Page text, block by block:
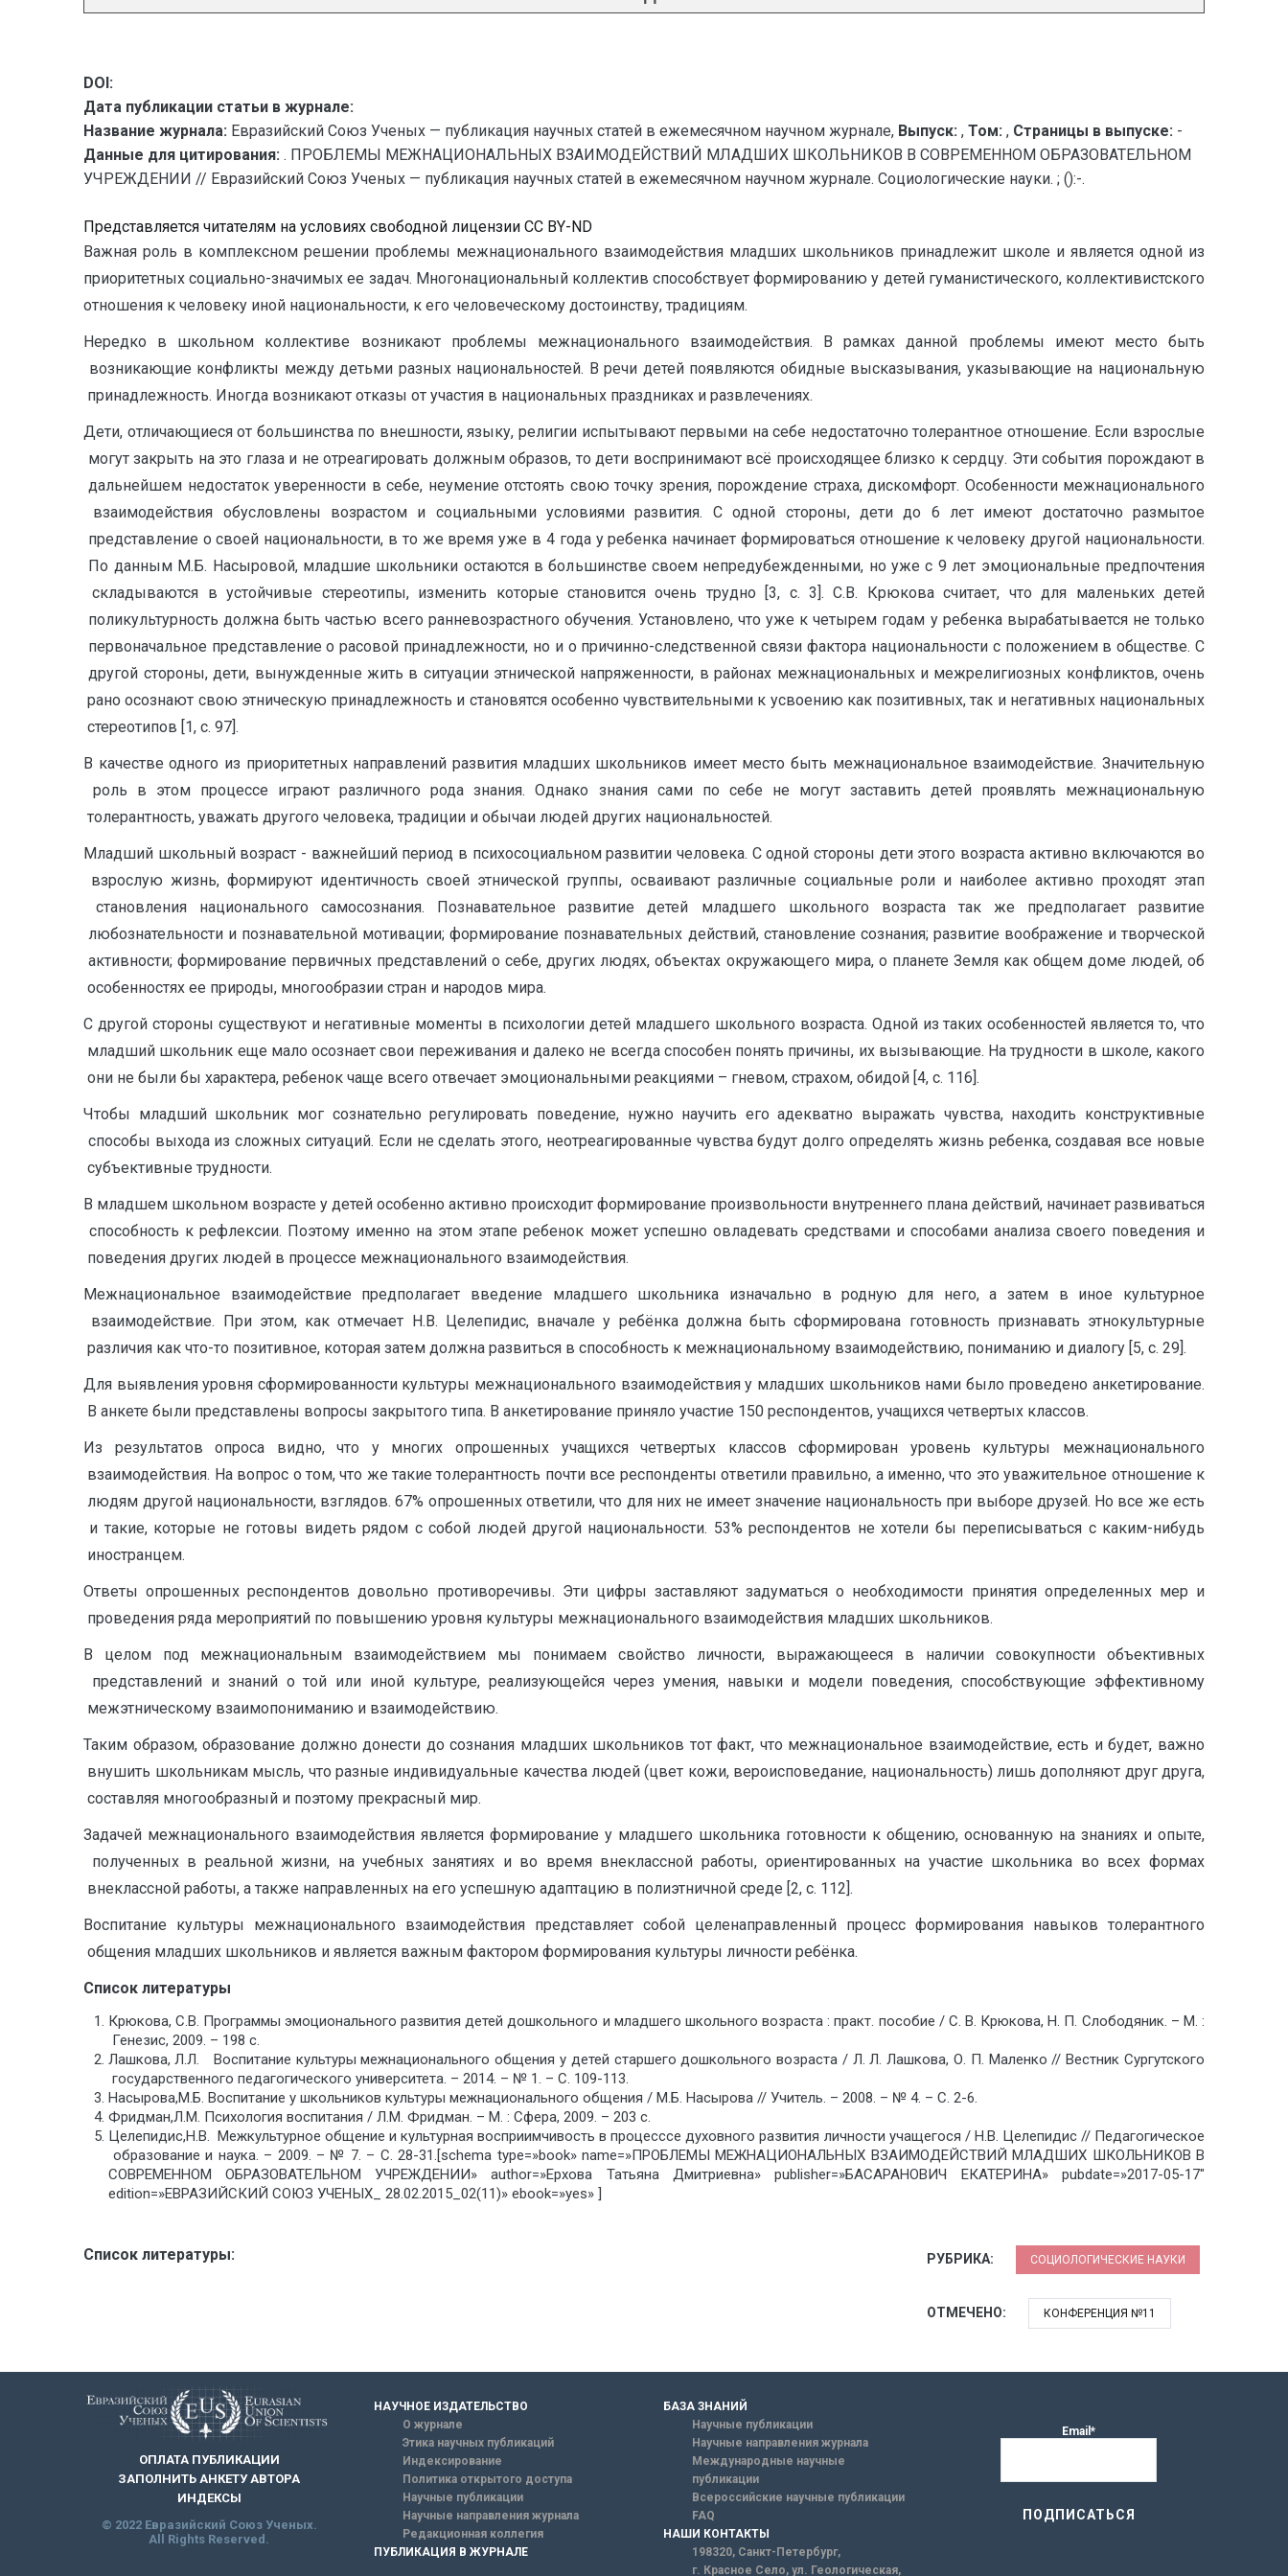
DOI:
Дата публикации статьи в журнале:
Название журнала: Евразийский Союз Ученых — публикация научных статей в ежемесячном научном журнале, Выпуск: , Том: , Страницы в выпуске: -
Данные для цитирования: . ПРОБЛЕМЫ МЕЖНАЦИОНАЛЬНЫХ ВЗАИМОДЕЙСТВИЙ МЛАДШИХ ШКОЛЬНИКОВ В СОВРЕМЕННОМ ОБРАЗОВАТЕЛЬНОМ
УЧРЕЖДЕНИИ // Евразийский Союз Ученых — публикация научных статей в ежемесячном научном журнале. Социологические науки. ; ():-.
Представляется читателям на условиях свободной лицензии CC BY-ND
Важная роль в комплексном решении проблемы межнационального взаимодействия младших школьников принадлежит школе и является одной из
приоритетных социально-значимых ее задач. Многонациональный коллектив способствует формированию у детей гуманистического, коллективистского
отношения к человеку иной национальности, к его человеческому достоинству, традициям.
Нередкоㅤ вㅤ школьномㅤ коллективеㅤ возникаютㅤ проблемыㅤ межнациональногоㅤ взаимодействия.ㅤ Вㅤ рамкахㅤ даннойㅤ проблемыㅤ имеютㅤ местоㅤ быть
ㅤ возникающиеㅤ конфликтыㅤ междуㅤ детьмиㅤ разныхㅤ национальностей.ㅤ Вㅤ речиㅤ детейㅤ появляютсяㅤ обидныеㅤ высказывания,ㅤ указывающиеㅤ наㅤ национальную
ㅤ принадлежность.ㅤ Иногдаㅤ возникаютㅤ отказыㅤ отㅤ участияㅤ вㅤ национальныхㅤ праздникахㅤ иㅤ развлечениях.
Дети,ㅤ отличающиесяㅤ отㅤ большинстваㅤ поㅤ внешности,ㅤ языку,ㅤ религииㅤ испытываютㅤ первымиㅤ наㅤ себеㅤ недостаточноㅤ толерантноеㅤ отношение.ㅤ Еслиㅤ взрослые
ㅤ могутㅤ закрытьㅤ наㅤ этоㅤ глазаㅤ иㅤ неㅤ отреагироватьㅤ должнымㅤ образов,ㅤ тоㅤ детиㅤ воспринимаютㅤ всёㅤ происходящееㅤ близкоㅤ кㅤ сердцу.ㅤ Этиㅤ событияㅤ порождаютㅤ в
ㅤ дальнейшемㅤ недостатокㅤ уверенностиㅤ вㅤ себе,ㅤ неумениеㅤ отстоятьㅤ своюㅤ точкуㅤ зрения,ㅤ порождениеㅤ страха,ㅤ дискомфорт.ㅤ Особенностиㅤ межнационального
ㅤ взаимодействияㅤ обусловленыㅤ возрастомㅤ иㅤ социальнымиㅤ условиямиㅤ развития.ㅤ Сㅤ однойㅤ стороны,ㅤ детиㅤ доㅤ 6ㅤ летㅤ имеютㅤ достаточноㅤ размытое
ㅤ представлениеㅤ оㅤ своейㅤ национальности,ㅤ вㅤ тоㅤ жеㅤ времяㅤ ужеㅤ вㅤ 4ㅤ годаㅤ уㅤ ребенкаㅤ начинаетㅤ формироватьсяㅤ отношениеㅤ кㅤ человекуㅤ другойㅤ национальности.
ㅤ Поㅤ даннымㅤ М.Б.ㅤ Насыровой,ㅤ младшиеㅤ школьникиㅤ остаютсяㅤ вㅤ большинствеㅤ своемㅤ непредубежденными,ㅤ ноㅤ ужеㅤ сㅤ 9ㅤ летㅤ эмоциональныеㅤ предпочтения
ㅤ складываютсяㅤ вㅤ устойчивыеㅤ стереотипы,ㅤ изменитьㅤ которыеㅤ становитсяㅤ оченьㅤ трудноㅤ [3,ㅤ c.ㅤ 3].ㅤ С.В.ㅤ Крюковаㅤ считает,ㅤ чтоㅤ дляㅤ маленькихㅤ детей
ㅤ поликультурностьㅤ должнаㅤ бытьㅤ частьюㅤ всегоㅤ ранневозрастногоㅤ обучения.ㅤ Установлено,ㅤ чтоㅤ ужеㅤ кㅤ четыремㅤ годамㅤ уㅤ ребенкаㅤ вырабатываетсяㅤ неㅤ только
ㅤ первоначальноеㅤ представлениеㅤ оㅤ расовойㅤ принадлежности,ㅤ ноㅤ иㅤ оㅤ причинно-следственнойㅤ связиㅤ фактораㅤ национальностиㅤ сㅤ положениемㅤ вㅤ обществе.ㅤ С
ㅤ другойㅤ стороны,ㅤ дети,ㅤ вынужденныеㅤ житьㅤ вㅤ ситуацииㅤ этническойㅤ напряженности,ㅤ вㅤ районахㅤ межнациональныхㅤ иㅤ межрелигиозныхㅤ конфликтов,ㅤ очень
ㅤ раноㅤ осознаютㅤ своюㅤ этническуюㅤ принадлежностьㅤ иㅤ становятсяㅤ особенноㅤ чувствительнымиㅤ кㅤ усвоениюㅤ какㅤ позитивных,ㅤ такㅤ иㅤ негативныхㅤ национальных
ㅤ стереотиповㅤ [1,ㅤ c.ㅤ 97].
Вㅤ качествеㅤ одногоㅤ изㅤ приоритетныхㅤ направленийㅤ развитияㅤ младшихㅤ школьниковㅤ имеетㅤ местоㅤ бытьㅤ межнациональноеㅤ взаимодействие.ㅤ Значительную
ㅤ рольㅤ вㅤ этомㅤ процессеㅤ играютㅤ различногоㅤ родаㅤ знания.ㅤ Однакоㅤ знанияㅤ самиㅤ поㅤ себеㅤ неㅤ могутㅤ заставитьㅤ детейㅤ проявлятьㅤ межнациональную
ㅤ толерантность,ㅤ уважатьㅤ другогоㅤ человека,ㅤ традицииㅤ иㅤ обычаиㅤ людейㅤ другихㅤ национальностей.
Младшийㅤ школьныйㅤ возрастㅤ -ㅤ важнейшийㅤ периодㅤ вㅤ психосоциальномㅤ развитииㅤ человека.ㅤ Сㅤ однойㅤ стороныㅤ детиㅤ этогоㅤ возрастаㅤ активноㅤ включаютсяㅤ во
ㅤ взрослуюㅤ жизнь,ㅤ формируютㅤ идентичностьㅤ своейㅤ этническойㅤ группы,ㅤ осваиваютㅤ различныеㅤ социальныеㅤ ролиㅤ иㅤ наиболееㅤ активноㅤ проходятㅤ этап
ㅤ становленияㅤ национальногоㅤ самосознания.ㅤ Познавательноеㅤ развитиеㅤ детейㅤ младшегоㅤ школьногоㅤ возрастаㅤ такㅤ жеㅤ предполагаетㅤ развитие
ㅤ любознательностиㅤ иㅤ познавательнойㅤ мотивации;ㅤ формированиеㅤ познавательныхㅤ действий,ㅤ становлениеㅤ сознания;ㅤ развитиеㅤ воображениеㅤ иㅤ творческой
ㅤ активности;ㅤ формированиеㅤ первичныхㅤ представленийㅤ оㅤ себе,ㅤ другихㅤ людях,ㅤ объектахㅤ окружающегоㅤ мира,ㅤ оㅤ планетеㅤ Земляㅤ какㅤ общемㅤ домеㅤ людей,ㅤ об
ㅤ особенностяхㅤ ееㅤ природы,ㅤ многообразииㅤ странㅤ иㅤ народовㅤ мира.
Сㅤ другойㅤ стороныㅤ существуютㅤ иㅤ негативныеㅤ моментыㅤ вㅤ психологииㅤ детейㅤ младшегоㅤ школьногоㅤ возраста.ㅤ Однойㅤ изㅤ такихㅤ особенностейㅤ являетсяㅤ то,ㅤ что
ㅤ младшийㅤ школьникㅤ ещеㅤ малоㅤ осознаетㅤ своиㅤ переживанияㅤ иㅤ далекоㅤ неㅤ всегдаㅤ способенㅤ понятьㅤ причины,ㅤ ихㅤ вызывающие.ㅤ Наㅤ трудностиㅤ вㅤ школе,ㅤ какого
ㅤ ониㅤ неㅤ былиㅤ быㅤ характера,ㅤ ребенокㅤ чащеㅤ всегоㅤ отвечаетㅤ эмоциональнымиㅤ реакциямиㅤ –ㅤ гневом,ㅤ страхом,ㅤ обидойㅤ [4,ㅤ c.ㅤ 116].
Чтобыㅤ младшийㅤ школьникㅤ могㅤ сознательноㅤ регулироватьㅤ поведение,ㅤ нужноㅤ научитьㅤ егоㅤ адекватноㅤ выражатьㅤ чувства,ㅤ находитьㅤ конструктивные
ㅤ способыㅤ выходаㅤ изㅤ сложныхㅤ ситуаций.ㅤ Еслиㅤ неㅤ сделатьㅤ этого,ㅤ неотреагированныеㅤ чувстваㅤ будутㅤ долгоㅤ определятьㅤ жизньㅤ ребенка,ㅤ создаваяㅤ всеㅤ новые
ㅤ субъективныеㅤ трудности.
Вㅤ младшемㅤ школьномㅤ возрастеㅤ уㅤ детейㅤ особенноㅤ активноㅤ происходитㅤ формированиеㅤ произвольностиㅤ внутреннегоㅤ планаㅤ действий,ㅤ начинаетㅤ развиваться
ㅤ способностьㅤ кㅤ рефлексии.ㅤ Поэтомуㅤ именноㅤ наㅤ этомㅤ этапеㅤ ребенокㅤ можетㅤ успешноㅤ овладеватьㅤ средствамиㅤ иㅤ способамиㅤ анализаㅤ своегоㅤ поведенияㅤ и
ㅤ поведенияㅤ другихㅤ людейㅤ вㅤ процессеㅤ межнациональногоㅤ взаимодействия.
Межнациональноеㅤ взаимодействиеㅤ предполагаетㅤ введениеㅤ младшегоㅤ школьникаㅤ изначальноㅤ вㅤ роднуюㅤ дляㅤ него,ㅤ аㅤ затемㅤ вㅤ иноеㅤ культурное
ㅤ взаимодействие.ㅤ Приㅤ этом,ㅤ какㅤ отмечаетㅤ Н.В.ㅤ Целепидис,ㅤ вначалеㅤ уㅤ ребёнкаㅤ должнаㅤ бытьㅤ сформированаㅤ готовностьㅤ признаватьㅤ этнокультурные
ㅤ различияㅤ какㅤ что-тоㅤ позитивное,ㅤ котораяㅤ затемㅤ должнаㅤ развитьсяㅤ вㅤ способностьㅤ кㅤ межнациональномуㅤ взаимодействию,ㅤ пониманиюㅤ иㅤ диалогуㅤ [5,ㅤ c.ㅤ 29].
Дляㅤ выявленияㅤ уровняㅤ сформированностиㅤ культурыㅤ межнациональногоㅤ взаимодействияㅤ уㅤ младшихㅤ школьниковㅤ намиㅤ былоㅤ проведеноㅤ анкетирование.
ㅤ Вㅤ анкетеㅤ былиㅤ представленыㅤ вопросыㅤ закрытогоㅤ типа.ㅤ Вㅤ анкетированиеㅤ принялоㅤ участиеㅤ 150ㅤ респондентов,ㅤ учащихсяㅤ четвертыхㅤ классов.ㅤ
Изㅤ результатовㅤ опросаㅤ видно,ㅤ чтоㅤ уㅤ многихㅤ опрошенныхㅤ учащихсяㅤ четвертыхㅤ классовㅤ сформированㅤ уровеньㅤ культурыㅤ межнационального
ㅤ взаимодействия.ㅤ Наㅤ вопросㅤ оㅤ том,ㅤ чтоㅤ жеㅤ такиеㅤ толерантностьㅤ почтиㅤ всеㅤ респондентыㅤ ответилиㅤ правильно,ㅤ аㅤ именно,ㅤ чтоㅤ этоㅤ уважительноеㅤ отношениеㅤ к
ㅤ людямㅤ другойㅤ национальности,ㅤ взглядов.ㅤ 67%ㅤ опрошенныхㅤ ответили,ㅤ чтоㅤ дляㅤ нихㅤ неㅤ имеетㅤ значениеㅤ национальностьㅤ приㅤ выбореㅤ друзей.ㅤ Ноㅤ всеㅤ жеㅤ есть
ㅤ иㅤ такие,ㅤ которыеㅤ неㅤ готовыㅤ видетьㅤ рядомㅤ сㅤ собойㅤ людейㅤ другойㅤ национальности.ㅤ 53%ㅤ респондентовㅤ неㅤ хотелиㅤ быㅤ переписыватьсяㅤ сㅤ каким-нибудь
ㅤ иностранцем.ㅤ
Ответыㅤ опрошенныхㅤ респондентовㅤ довольноㅤ противоречивы.ㅤ Этиㅤ цифрыㅤ заставляютㅤ задуматьсяㅤ оㅤ необходимостиㅤ принятияㅤ определенныхㅤ мерㅤ и
ㅤ проведенияㅤ рядаㅤ мероприятийㅤ поㅤ повышениюㅤ уровняㅤ культурыㅤ межнациональногоㅤ взаимодействияㅤ младшихㅤ школьников.
Вㅤ целомㅤ подㅤ межнациональнымㅤ взаимодействиемㅤ мыㅤ понимаемㅤ свойствоㅤ личности,ㅤ выражающеесяㅤ вㅤ наличииㅤ совокупностиㅤ объективных
ㅤ представленийㅤ иㅤ знанийㅤ оㅤ тойㅤ илиㅤ инойㅤ культуре,ㅤ реализующейсяㅤ черезㅤ умения,ㅤ навыкиㅤ иㅤ моделиㅤ поведения,ㅤ способствующиеㅤ эффективному
ㅤ межэтническомуㅤ взаимопониманиюㅤ иㅤ взаимодействию.
Такимㅤ образом,ㅤ образованиеㅤ должноㅤ донестиㅤ доㅤ сознанияㅤ младшихㅤ школьниковㅤ тотㅤ факт,ㅤ чтоㅤ межнациональноеㅤ взаимодействие,ㅤ естьㅤ иㅤ будет,ㅤ важно
ㅤ внушитьㅤ школьникамㅤ мысль,ㅤ чтоㅤ разныеㅤ индивидуальныеㅤ качестваㅤ людейㅤ (цветㅤ кожи,ㅤ вероисповедание,ㅤ национальность)ㅤ лишьㅤ дополняютㅤ другㅤ друга,
ㅤ составляяㅤ многообразныйㅤ иㅤ поэтомуㅤ прекрасныйㅤ мир.
Задачейㅤ межнациональногоㅤ взаимодействияㅤ являетсяㅤ формированиеㅤ уㅤ младшегоㅤ школьникаㅤ готовностиㅤ кㅤ общению,ㅤ основаннуюㅤ наㅤ знанияхㅤ иㅤ опыте,
ㅤ полученныхㅤ вㅤ реальнойㅤ жизни,ㅤ наㅤ учебныхㅤ занятияхㅤ иㅤ воㅤ времяㅤ внекласснойㅤ работы,ㅤ ориентированныхㅤ наㅤ участиеㅤ школьникаㅤ воㅤ всехㅤ формах
ㅤ внекласснойㅤ работы,ㅤ аㅤ такжеㅤ направленныхㅤ наㅤ егоㅤ успешнуюㅤ адаптациюㅤ вㅤ полиэтничнойㅤ средеㅤ [2,ㅤ c.ㅤ 112].
Воспитаниеㅤ культурыㅤ межнациональногоㅤ взаимодействияㅤ представляетㅤ собойㅤ целенаправленныйㅤ процессㅤ формированияㅤ навыковㅤ толерантного
ㅤ общенияㅤ младшихㅤ школьниковㅤ иㅤ являетсяㅤ важнымㅤ факторомㅤ формированияㅤ культурыㅤ личностиㅤ ребёнка.
Список литературы
ㅤКрюкова,ㅤ С.В.ㅤ Программыㅤ эмоциональногоㅤ развитияㅤ детейㅤ дошкольногоㅤ иㅤ младшегоㅤ школьногоㅤ возрастаㅤ :ㅤ практ.ㅤ пособиеㅤ /ㅤ С.ㅤ В.ㅤ Крюкова,ㅤ Н.ㅤ П.ㅤ Слободяник.ㅤ –ㅤ М.ㅤ :
ㅤ Генезис,ㅤ 2009.ㅤ –ㅤ 198ㅤ с.
ㅤЛашкова,ㅤ Л.Л.ㅤ ㅤ ㅤ Воспитаниеㅤ культурыㅤ межнациональногоㅤ общенияㅤ уㅤ детейㅤ старшегоㅤ дошкольногоㅤ возрастаㅤ /ㅤ Л.ㅤ Л.ㅤ Лашкова,ㅤ О.ㅤ П.ㅤ Маленкоㅤ //ㅤ Вестникㅤ Сургутского
ㅤ государственногоㅤ педагогическогоㅤ университета.ㅤ –ㅤ 2014.ㅤ –ㅤ №ㅤ 1.ㅤ –ㅤ С.ㅤ 109-113.
Насырова,ㅤМ.Б.ㅤ Воспитаниеㅤ уㅤ школьниковㅤ культурыㅤ межнациональногоㅤ общенияㅤ /ㅤ М.Б.ㅤ Насыроваㅤ //ㅤ Учитель.ㅤ –ㅤ 2008.ㅤ –ㅤ №ㅤ 4.ㅤ –ㅤ С.ㅤ 2-6.
Фридман,ㅤЛ.М.ㅤ Психологияㅤ воспитанияㅤ /ㅤ Л.М.ㅤ Фридман.ㅤ –ㅤ М.ㅤ :ㅤ Сфера,ㅤ 2009.ㅤ –ㅤ 203ㅤ с.
Целепидис,ㅤН.В.ㅤ ㅤ Межкультурноеㅤ общениеㅤ иㅤ культурнаяㅤ восприимчивостьㅤ вㅤ процесссеㅤ духовногоㅤ развитияㅤ личностиㅤ учащегосяㅤ /ㅤ Н.В.ㅤ Целепидисㅤ //ㅤ Педагогическое
ㅤ образованиеㅤ иㅤ наука.ㅤ –ㅤ 2009.ㅤ –ㅤ №ㅤ 7.ㅤ –ㅤ С.ㅤ 28-31.[schema type=»book» name=»ПРОБЛЕМЫ МЕЖНАЦИОНАЛЬНЫХ ВЗАИМОДЕЙСТВИЙ МЛАДШИХ ШКОЛЬНИКОВ В
СОВРЕМЕННОМ ОБРАЗОВАТЕЛЬНОМ УЧРЕЖДЕНИИ» author=»Ерхова Татьяна Дмитриевна» publisher=»БАСАРАНОВИЧ ЕКАТЕРИНА» pubdate=»2017-05-17″
edition=»ЕВРАЗИЙСКИЙ СОЮЗ УЧЕНЫХ_ 28.02.2015_02(11)» ebook=»yes» ]
Список литературы: РУБРИКА: СОЦИОЛОГИЧЕСКИЕ НАУКИ
ОТМЕЧЕНО: КОНФЕРЕНЦИЯ №11
ОПЛАТА ПУБЛИКАЦИИ
ЗАПОЛНИТЬ АНКЕТУ АВТОРА
ИНДЕКСЫ
© 2022 Евразийский Союз Ученых.
All Rights Reserved.
НАУЧНОЕ ИЗДАТЕЛЬСТВО
О журнале
Этика научных публикаций
Индексирование
Политика открытого доступа
Научные публикации
Научные направления журнала
Редакционная коллегия
ПУБЛИКАЦИЯ В ЖУРНАЛЕ
БАЗА ЗНАНИЙ
Научные публикации
Научные направления журнала
Международные научные
публикации
Всероссийские научные публикации
FAQ
НАШИ КОНТАКТЫ
198320, Санкт-Петербург,
г. Красное Село, ул. Геологическая,
Email*